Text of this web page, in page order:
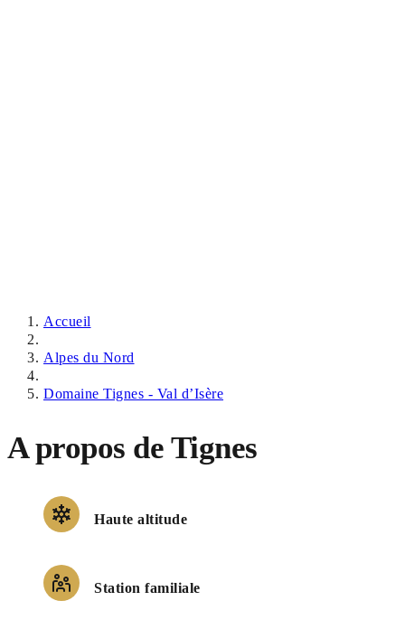
Accueil
Alpes du Nord
Domaine Tignes - Val d’Isère
A propos de Tignes
Haute altitude
Station familiale